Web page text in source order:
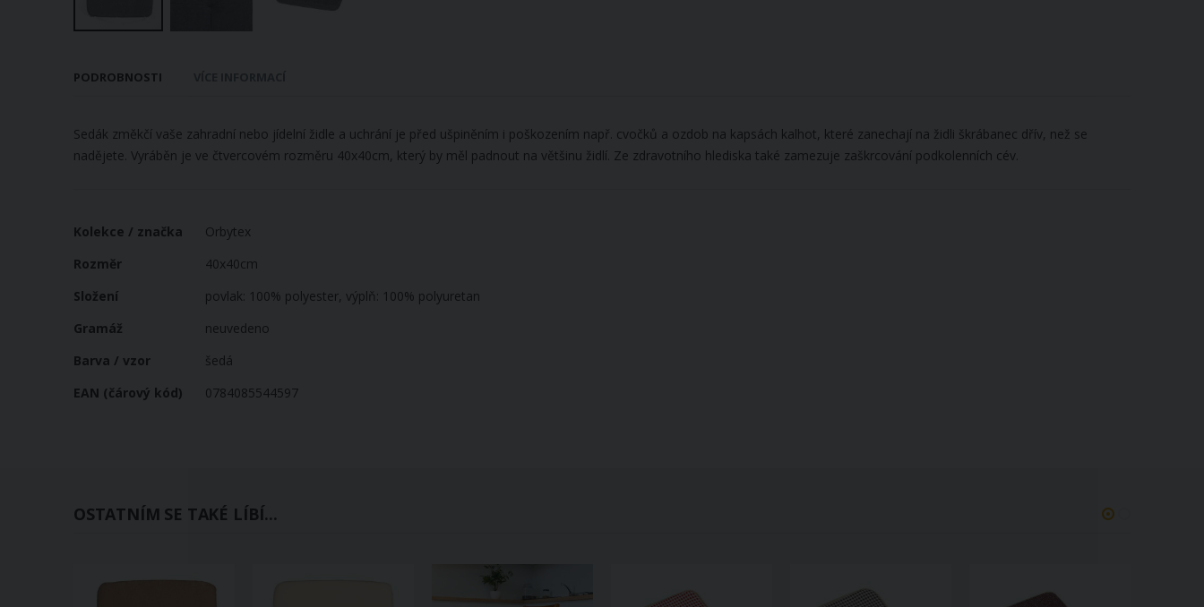
začátek
s
obrázky
PODROBNOSTI
Sedák změkčí vaše zahradní nebo jídelní židle a uchrání je před ušpiněním i poškozením např. cvočků a ozdob na kapsách kalhot, které zanechají na židli škrábanec dřív, než se
nadějete. Vyráběn je ve čtvercovém rozměru 40x40cm, který by měl padnout na většinu židlí. Ze zdravotního hlediska také zamezuje zaškrcování podkolenních cév.
Více
Kolekce / značka
Orbytex
Rozměr
40x40cm
Složení
povlak: 100% polyester, výplň: 100% polyuretan
Gramáž
neuvedeno
Barva / vzor
šedá
EAN (čárový kód)
0784085544597
OSTATNÍM SE TAKÉ LÍBÍ...